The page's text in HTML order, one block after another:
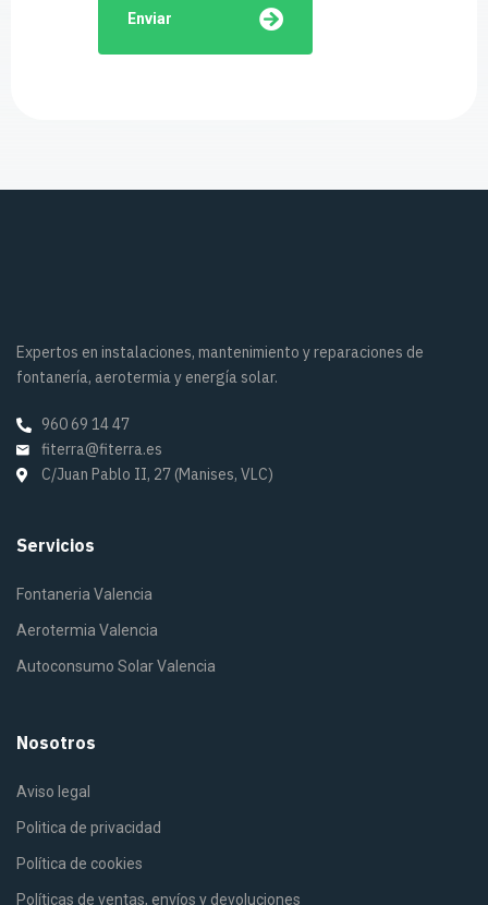
Enviar
Expertos en instalaciones, mantenimiento y reparaciones de
fontanería, aerotermia y energía solar.
960 69 14 47
fiterra@fiterra.es
C/Juan Pablo II, 27 (Manises, VLC)
Servicios
Fontaneria Valencia
Aerotermia Valencia
Autoconsumo Solar Valencia
Nosotros
Aviso legal
Politica de privacidad
Política de cookies
Políticas de ventas, envíos y devoluciones